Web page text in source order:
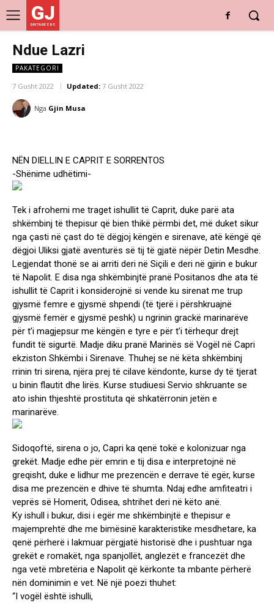
GJ
DRITARE E RE
Ndue Lazri
PAKATEGORI
7 Gusht 2022 Updated: 7 Gusht 2022
Nga Gjin Musa
NËN DIELLIN E CAPRIT E SORRENTOS
-Shënime udhëtimi-
Tek i afrohemi me traget ishullit të Caprit, duke parë ata
shkëmbinj të thepisur që bien thikë përmbi det, më duket sikur
nga çasti në çast do të dëgjoj këngën e sirenave, atë këngë që
dëgjoi Uliksi gjatë aventurës së tij të gjatë nëpër Detin Mesdhe.
Legjendat thonë se ai arriti deri në Siçili e deri në gjirin e bukur
të Napolit. E disa nga shkëmbinjtë pranë Positanos dhe ata të
ishullit të Caprit i konsiderojnë si vende ku sirenat me trup
gjysmë femre e gjysmë shpendi (të tjerë i përshkruajnë
gjysmë femër e gjysmë peshk) u ngrinin grackë marinarëve
për t’i magjepsur me këngën e tyre e për t’i tërhequr drejt
fundit të sigurtë. Madje diku pranë Marinës së Vogël në Capri
ekziston Shkëmbi i Sirenave. Thuhej se në këta shkëmbinj
rrinin tri sirena, njëra prej të cilave këndonte, kurse dy të tjerat
u binin flautit dhe lirës. Kurse studiuesi Servio shkruante se
ato ishin thjeshtë prostituta që shkatërronin jetën e
marinarëve.
Sidoqoftë, sirena o jo, Capri ka qenë tokë e kolonizuar nga
grekët. Madje edhe për emrin e tij disa e interpretojnë në
greqisht, duke e lidhur me prezencën e derrave të egër, kurse
disa me prezencën e dhive të shumta. Ndaj edhe amfiteatri i
veprës së Homerit, Odisea, shtrihet deri në këto anë.
Ky ishull i bukur, disi i egër me shkëmbinjtë e thepisur e
majemprehtë dhe me bimësinë karakteristike mesdhetare, ka
qenë përherë i lakmuar përgjatë historisë dhe i pushtuar nga
grekët e romakët, nga spanjollët, anglezët e francezët dhe
nga vetë mbretëria e Napolit që kërkonte ta mbante përherë
nën dominimin e vet. Në një poezi thuhet:
“I vogël është ishulli,